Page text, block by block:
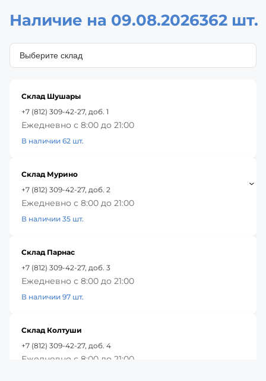
Наличие на 09.08.2026362 шт.
Склад Шушары
+7 (812) 309-42-27, доб. 1
Ежедневно с 8:00 до 21:00
В наличии 62 шт.
Склад Мурино
+7 (812) 309-42-27, доб. 2
Ежедневно с 8:00 до 21:00
В наличии 35 шт.
Склад Парнас
+7 (812) 309-42-27, доб. 3
Ежедневно с 8:00 до 21:00
В наличии 97 шт.
Склад Колтуши
+7 (812) 309-42-27, доб. 4
Ежедневно с 8:00 до 21:00